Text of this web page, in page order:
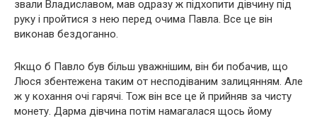
звали Владиславом, мав одразу ж підхопити дівчину під
руку і пройтися з нею перед очима Павла. Все це він
виконав бездоганно.
Якщо б Павло був більш уважнішим, він би побачив, що
Люся збентежена таким от несподіваним залицянням. Але
ж у кохання очі гарячі. Тож він все це й прийняв за чисту
монету. Дарма дівчина потім намагалася щось йому